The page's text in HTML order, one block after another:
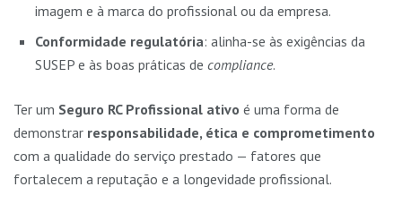
imagem e à marca do profissional ou da empresa.
Conformidade regulatória: alinha-se às exigências da
SUSEP e às boas práticas de compliance.
Ter um Seguro RC Profissional ativo é uma forma de
demonstrar responsabilidade, ética e comprometimento
com a qualidade do serviço prestado — fatores que
fortalecem a reputação e a longevidade profissional.